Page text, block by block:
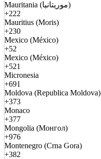
Mauritania (موريتانيا)
+222
Mauritius (Moris)
+230
Mexico (México)
+52
Mexico (México)
+521
Micronesia
+691
Moldova (Republica Moldova)
+373
Monaco
+377
Mongolia (Монгол)
+976
Montenegro (Crna Gora)
+382